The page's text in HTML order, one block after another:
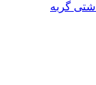
گربه